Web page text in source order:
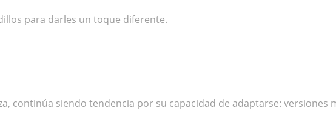
para darles un toque diferente.
continúa siendo tendencia por su capacidad de adaptarse: versiones